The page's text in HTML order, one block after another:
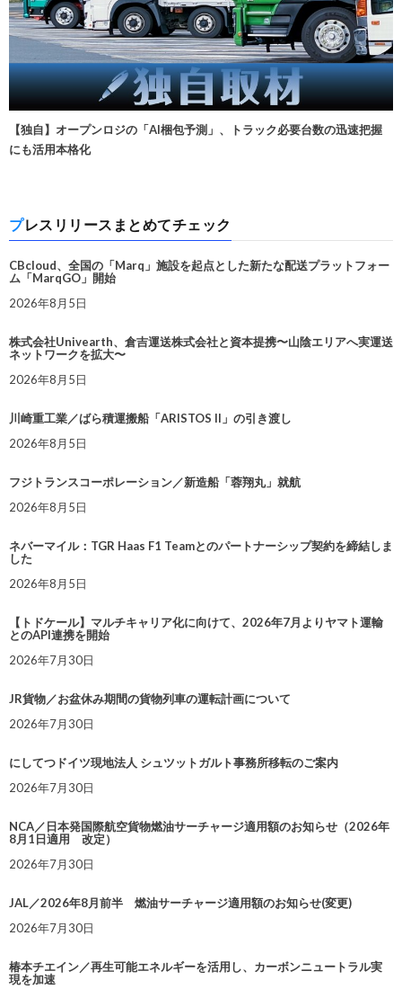
【独自】オープンロジの「AI梱包予測」、トラック必要台数の迅速把握
にも活用本格化
プレスリリースまとめてチェック
CBcloud、全国の「Marq」施設を起点とした新たな配送プラットフォー
ム「MarqGO」開始
2026年8月5日
株式会社Univearth、倉吉運送株式会社と資本提携〜山陰エリアへ実運送
ネットワークを拡大〜
2026年8月5日
川崎重工業／ばら積運搬船「ARISTOS II」の引き渡し
2026年8月5日
フジトランスコーポレーション／新造船「蓉翔丸」就航
2026年8月5日
ネバーマイル：TGR Haas F1 Teamとのパートナーシップ契約を締結しま
した
2026年8月5日
【トドケール】マルチキャリア化に向けて、2026年7月よりヤマト運輸
とのAPI連携を開始
2026年7月30日
JR貨物／お盆休み期間の貨物列車の運転計画について
2026年7月30日
にしてつドイツ現地法人 シュツットガルト事務所移転のご案内
2026年7月30日
NCA／日本発国際航空貨物燃油サーチャージ適用額のお知らせ（2026年
8月1日適用 改定）
2026年7月30日
JAL／2026年8月前半 燃油サーチャージ適用額のお知らせ(変更)
2026年7月30日
椿本チエイン／再生可能エネルギーを活用し、カーボンニュートラル実
現を加速